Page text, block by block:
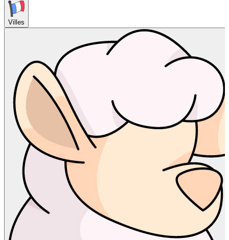
Villes